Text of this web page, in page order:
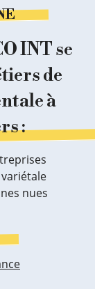
INT se
de
à
:
nues